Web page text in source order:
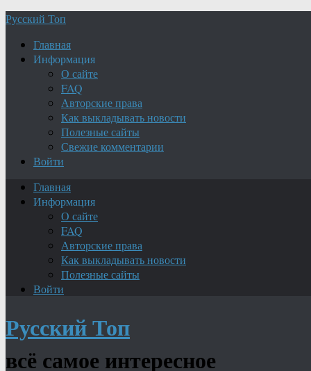
Русский Топ
Главная
Информация
О сайте
FAQ
Авторские права
Как выкладывать новости
Полезные сайты
Свежие комментарии
Войти
Главная
Информация
О сайте
FAQ
Авторские права
Как выкладывать новости
Полезные сайты
Войти
Русский Топ
всё самое интересное